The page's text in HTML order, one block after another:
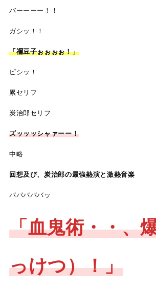
バーーーー！！
ガシッ！！
「禰豆子ぉぉぉぉ！」
ピシッ！
累セリフ
炭治郎セリフ
ズッッッシャァーー！
中略
回想及び、炭治郎の最強熱演と激熱音楽
バババババッ
「血鬼術・・、
っけつ）！」